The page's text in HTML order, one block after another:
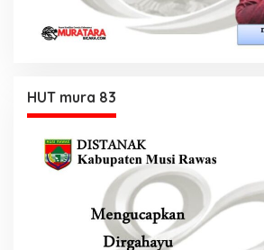
HUT mura 83